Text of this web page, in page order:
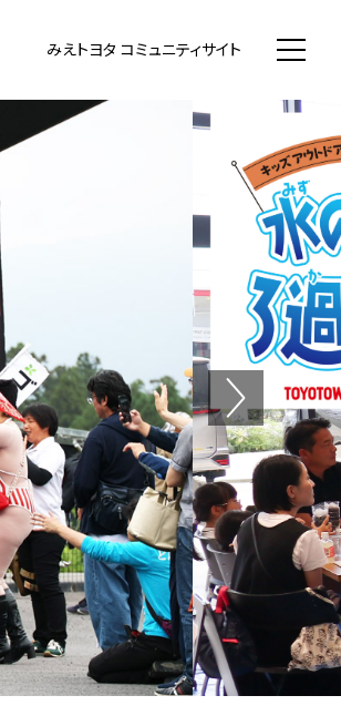
みえトヨタ コミュニティサイト
Next